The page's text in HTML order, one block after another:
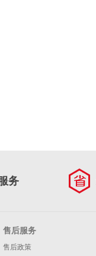
务
售后服务
售后政策